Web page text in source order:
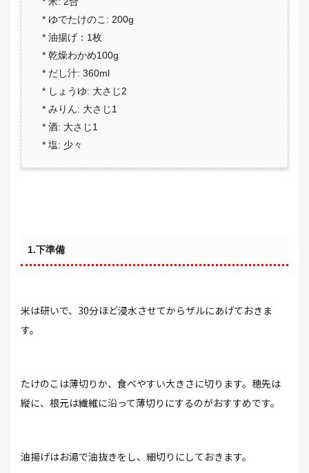
* ゆでたけのこ: 200g
* 油揚げ：1枚
* 乾燥わかめ100g
* だし汁: 360ml
* しょうゆ: 大さじ2
* みりん: 大さじ1
* 酒: 大さじ1
* 塩: 少々
1.下準備
米は研いで、30分ほど浸水させてからザルにあげておきま
す。
たけのこは薄切りか、食べやすい大きさに切ります。穂先は
縦に、根元は繊維に沿って薄切りにするのがおすすめです。
油揚げはお湯で油抜きをし、細切りにしておきます。